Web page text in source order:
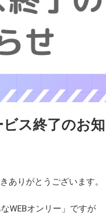
ビス終了のお
ありがとうございます。
WEBオンリー」ですが